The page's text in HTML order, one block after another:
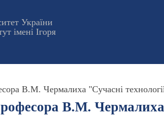
України
імені Ігоря
В.М. Чермалиха "Сучасні технології
В.М. Чермалиха